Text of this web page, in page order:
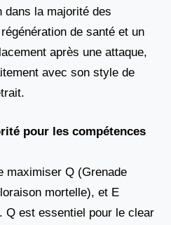
dans la majorité des
de santé et un
après une attaque,
avec son style de
pour les compétences
maximiser Q (Grenade
mortelle), et E
Q est essentiel pour le clear